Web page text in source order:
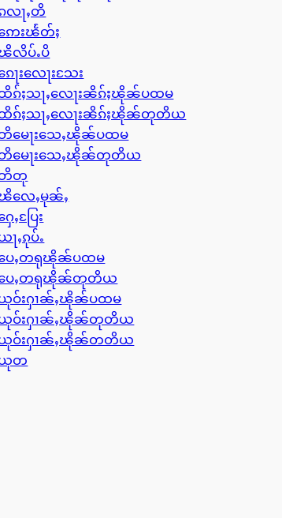
လႃႇတိ
ဢေးၽႅတ်ႈ
ၽိလိပ်ႉပိ
ေႃးလေႃးသႄး
ထိၵ်ႈသႃႇလေႃးၼိၵ်ႈၽိုၼ်ပထမ
ႉထိၵ်ႈသႃႇလေႃးၼိၵ်ႈၽိုၼ်တုတိယ
တိမေႃးသေႇၽိုၼ်ပထမ
ႉတိမေႃးသေႇၽိုၼ်တုတိယ
တိတု
ၽိလေႇမုၼ်ႇ
ႇပြႄး
ႃႇၵုပ်ႉ
ပေႇတရုၽိုၼ်ပထမ
ႉပေႇတရုၽိုၼ်တုတိယ
ယုဝ်းႁၢၼ်ႇၽိုၼ်ပထမ
ႉယုဝ်းႁၢၼ်ႇၽိုၼ်တုတိယ
ႉယုဝ်းႁၢၼ်ႇၽိုၼ်တတိယ
ယုတ